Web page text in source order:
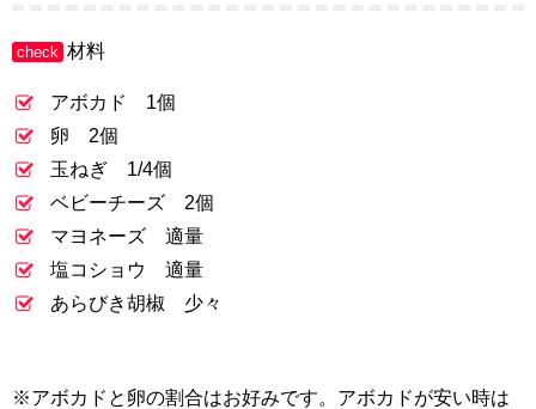
check 材料
アボカド 1個
卵 2個
玉ねぎ 1/4個
ベビーチーズ 2個
マヨネーズ 適量
塩コショウ 適量
あらびき胡椒 少々
※アボカドと卵の割合はお好みです。アボカドが安い時は